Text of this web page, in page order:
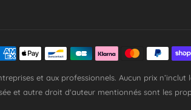
et aux professionnels. Aucun prix
et autre droit d'auteur mentionnés sont les